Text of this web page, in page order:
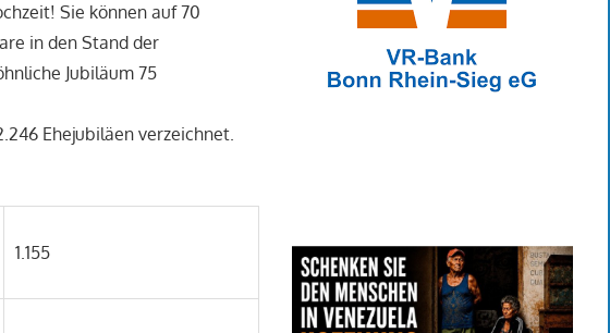
Sie können auf 70
in den Stand der
Jubiläum 75
Ehejubiläen verzeichnet.
1.155